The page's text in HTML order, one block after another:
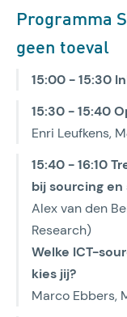
Programma
geen toeval
15:00 - 15:30
15:30 - 15:40
Enri Leufkens,
15:40 - 16:10
bij sourcing
Alex van den
Research)
Welke ICT-
kies jij?
Marco Ebbers,